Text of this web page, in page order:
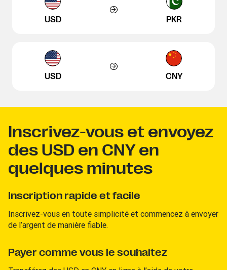
USD PKR
USD CNY
Inscrivez-vous et envoyez
des USD en CNY en
quelques minutes
Inscription rapide et facile
Inscrivez-vous en toute simplicité et commencez à envoyer
de l’argent de manière fiable.
Payer comme vous le souhaitez